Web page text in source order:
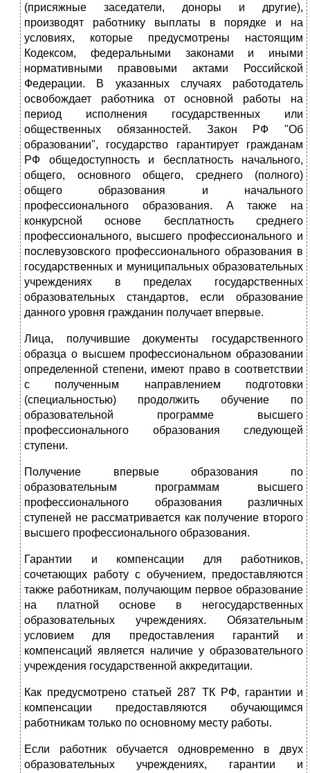
(присяжные заседатели, доноры и другие),
производят работнику выплаты в порядке и на
условиях, которые предусмотрены настоящим
Кодексом, федеральными законами и иными
нормативными правовыми актами Российской
Федерации. В указанных случаях работодатель
освобождает работника от основной работы на
период исполнения государственных или
общественных обязанностей. Закон РФ "Об
образовании", государство гарантирует гражданам
РФ общедоступность и бесплатность начального,
общего, основного общего, среднего (полного)
общего образования и начального
профессионального образования. А также на
конкурсной основе бесплатность среднего
профессионального, высшего профессионального и
послевузовского профессионального образования в
государственных и муниципальных образовательных
учреждениях в пределах государственных
образовательных стандартов, если образование
данного уровня гражданин получает впервые.
Лица, получившие документы государственного
образца о высшем профессиональном образовании
определенной степени, имеют право в соответствии
с полученным направлением подготовки
(специальностью) продолжить обучение по
образовательной программе высшего
профессионального образования следующей
ступени.
Получение впервые образования по
образовательным программам высшего
профессионального образования различных
ступеней не рассматривается как получение второго
высшего профессионального образования.
Гарантии и компенсации для работников,
сочетающих работу с обучением, предоставляются
также работникам, получающим первое образование
на платной основе в негосударственных
образовательных учреждениях. Обязательным
условием для предоставления гарантий и
компенсаций является наличие у образовательного
учреждения государственной аккредитации.
Как предусмотрено статьей 287 ТК РФ, гарантии и
компенсации предоставляются обучающимся
работникам только по основному месту работы.
Если работник обучается одновременно в двух
образовательных учреждениях, гарантии и